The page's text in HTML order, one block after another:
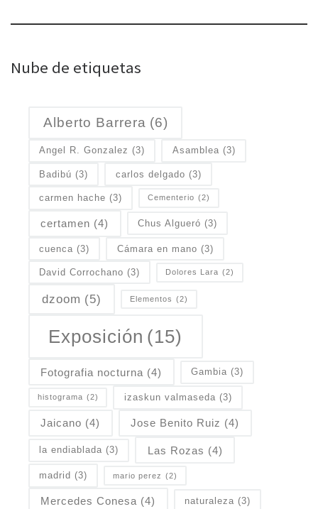
Nube de etiquetas
Alberto Barrera (6)
Angel R. Gonzalez (3) Asamblea (3)
Badibú (3) carlos delgado (3)
carmen hache (3) Cementerio (2)
certamen (4) Chus Algueró (3)
cuenca (3) Cámara en mano (3)
David Corrochano (3) Dolores Lara (2)
dzoom (5) Elementos (2)
Exposición (15)
Fotografia nocturna (4) Gambia (3)
histograma (2) izaskun valmaseda (3)
Jaicano (4) Jose Benito Ruiz (4)
la endiablada (3) Las Rozas (4)
madrid (3) mario perez (2)
Mercedes Conesa (4) naturaleza (3)